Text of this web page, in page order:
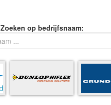
Zoeken op bedrijfsnaam: